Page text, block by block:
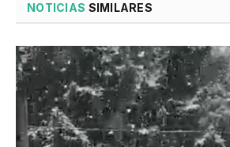
NOTICIAS SIMILARES